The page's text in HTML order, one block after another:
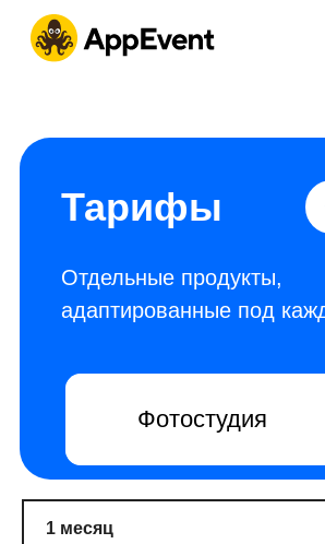
Тарифы
Отдельные продукты,
адаптированные под каждый рынок